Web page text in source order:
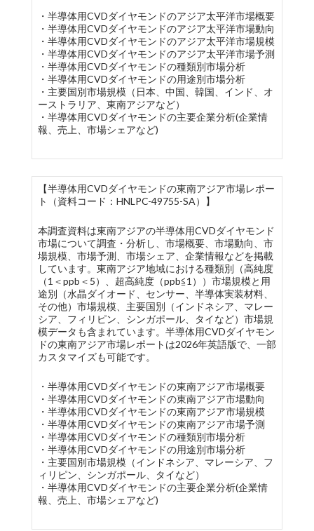
・半導体用CVDダイヤモンドのアジア太平洋市場概要
・半導体用CVDダイヤモンドのアジア太平洋市場動向
・半導体用CVDダイヤモンドのアジア太平洋市場規模
・半導体用CVDダイヤモンドのアジア太平洋市場予測
・半導体用CVDダイヤモンドの種類別市場分析
・半導体用CVDダイヤモンドの用途別市場分析
・主要国別市場規模（日本、中国、韓国、インド、オ
ーストラリア、東南アジアなど）
・半導体用CVDダイヤモンドの主要企業分析(企業情
報、売上、市場シェアなど)
【半導体用CVDダイヤモンドの東南アジア市場レポー
ト（資料コード：HNLPC-49755-SA）】
本調査資料は東南アジアの半導体用CVDダイヤモンド
市場について調査・分析し、市場概要、市場動向、市
場規模、市場予測、市場シェア、企業情報などを掲載
しています。東南アジア地域における種類別（高純度
（1＜ppb＜5）、超高純度（ppb≦1））市場規模と用
途別（水晶ダイオード、センサー、半導体実装材料、
その他）市場規模、主要国別（インドネシア、マレー
シア、フィリピン、シンガポール、タイなど）市場規
模データも含まれています。半導体用CVDダイヤモン
ドの東南アジア市場レポートは2026年英語版で、一部
カスタマイズも可能です。
・半導体用CVDダイヤモンドの東南アジア市場概要
・半導体用CVDダイヤモンドの東南アジア市場動向
・半導体用CVDダイヤモンドの東南アジア市場規模
・半導体用CVDダイヤモンドの東南アジア市場予測
・半導体用CVDダイヤモンドの種類別市場分析
・半導体用CVDダイヤモンドの用途別市場分析
・主要国別市場規模（インドネシア、マレーシア、フ
ィリピン、シンガポール、タイなど）
・半導体用CVDダイヤモンドの主要企業分析(企業情
報、売上、市場シェアなど)